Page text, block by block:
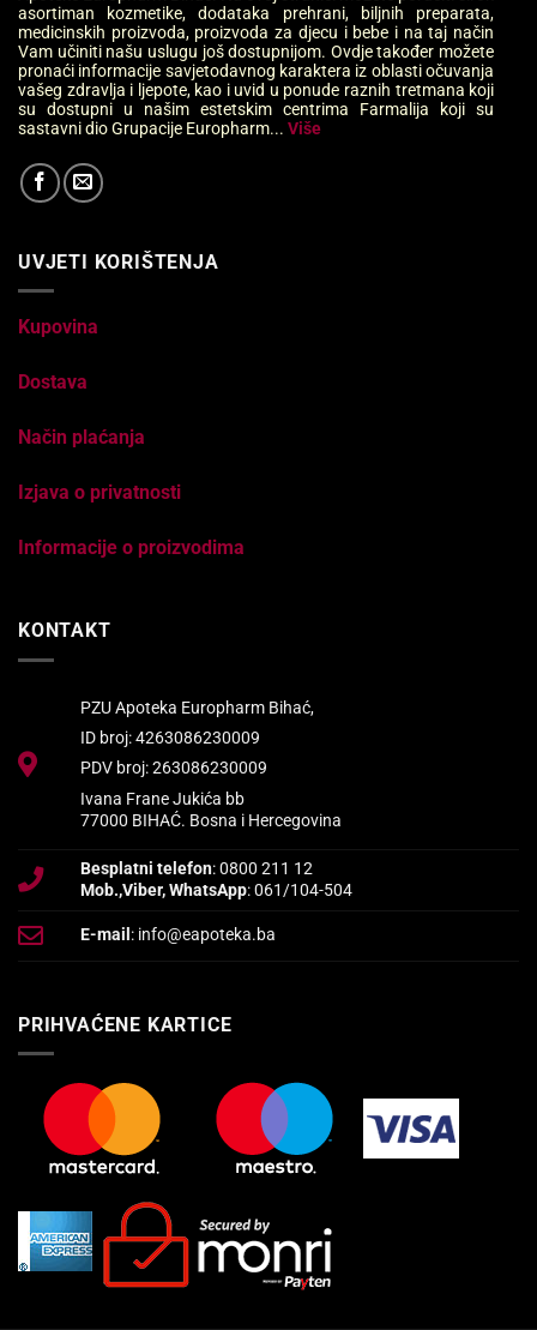
asortiman kozmetike, dodataka prehrani, biljnih preparata,
medicinskih proizvoda, proizvoda za djecu i bebe i na taj način
Vam učiniti našu uslugu još dostupnijom. Ovdje također možete
pronaći informacije savjetodavnog karaktera iz oblasti očuvanja
vašeg zdravlja i ljepote, kao i uvid u ponude raznih tretmana koji
su dostupni u našim estetskim centrima Farmalija koji su
sastavni dio Grupacije Europharm... Više
UVJETI KORIŠTENJA
Kupovina
Dostava
Način plaćanja
Izjava o privatnosti
Informacije o proizvodima
KONTAKT
PZU Apoteka Europharm Bihać,
ID broj: 4263086230009
PDV broj: 263086230009
Ivana Frane Jukića bb
77000 BIHAĆ. Bosna i Hercegovina
Besplatni telefon: 0800 211 12
Mob.,Viber, WhatsApp: 061/104-504
E-mail : info@eapoteka.ba
PRIHVAĆENE KARTICE